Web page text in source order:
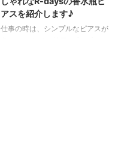
アスを紹介します♪
仕事の時は、シンプルなピアスが